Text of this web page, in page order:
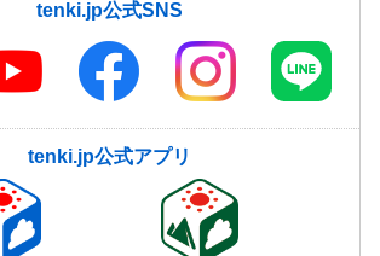
tenki.jp公式SNS
tenki.jp公式アプリ